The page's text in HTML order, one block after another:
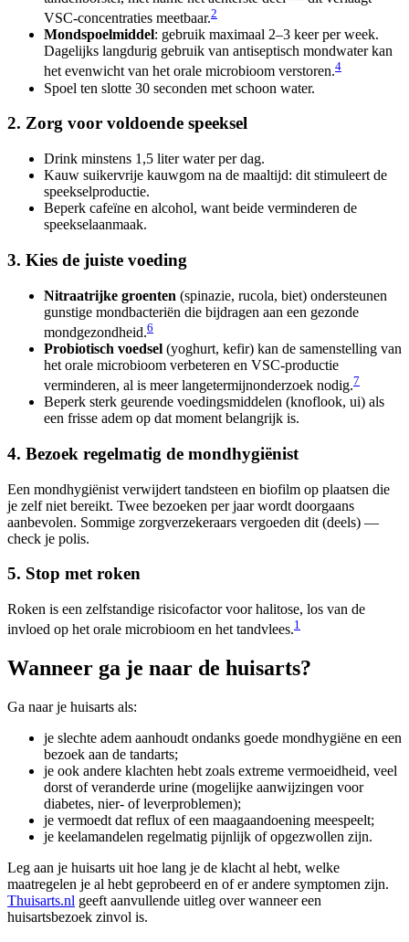
VSC-concentraties meetbaar.2
Mondspoelmiddel: gebruik maximaal 2–3 keer per week.
Dagelijks langdurig gebruik van antiseptisch mondwater kan
het evenwicht van het orale microbioom verstoren.4
Spoel ten slotte 30 seconden met schoon water.
2. Zorg voor voldoende speeksel
Drink minstens 1,5 liter water per dag.
Kauw suikervrije kauwgom na de maaltijd: dit stimuleert de
speekselproductie.
Beperk cafeïne en alcohol, want beide verminderen de
speekselaanmaak.
3. Kies de juiste voeding
Nitraatrijke groenten (spinazie, rucola, biet) ondersteunen
gunstige mondbacteriën die bijdragen aan een gezonde
mondgezondheid.6
Probiotisch voedsel (yoghurt, kefir) kan de samenstelling van
het orale microbioom verbeteren en VSC-productie
verminderen, al is meer langetermijnonderzoek nodig.7
Beperk sterk geurende voedingsmiddelen (knoflook, ui) als
een frisse adem op dat moment belangrijk is.
4. Bezoek regelmatig de mondhygiënist
Een mondhygiënist verwijdert tandsteen en biofilm op plaatsen die
je zelf niet bereikt. Twee bezoeken per jaar wordt doorgaans
aanbevolen. Sommige zorgverzekeraars vergoeden dit (deels) —
check je polis.
5. Stop met roken
Roken is een zelfstandige risicofactor voor halitose, los van de
invloed op het orale microbioom en het tandvlees.1
Wanneer ga je naar de huisarts?
Ga naar je huisarts als:
je slechte adem aanhoudt ondanks goede mondhygiëne en een
bezoek aan de tandarts;
je ook andere klachten hebt zoals extreme vermoeidheid, veel
dorst of veranderde urine (mogelijke aanwijzingen voor
diabetes, nier- of leverproblemen);
je vermoedt dat reflux of een maagaandoening meespeelt;
je keelamandelen regelmatig pijnlijk of opgezwollen zijn.
Leg aan je huisarts uit hoe lang je de klacht al hebt, welke
maatregelen je al hebt geprobeerd en of er andere symptomen zijn.
Thuisarts.nl geeft aanvullende uitleg over wanneer een
huisartsbezoek zinvol is.